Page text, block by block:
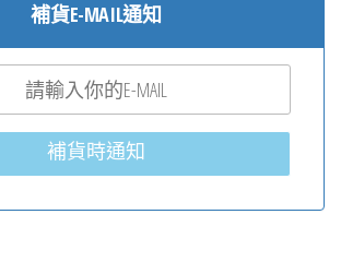
補貨E-MAIL通知
補貨時通知